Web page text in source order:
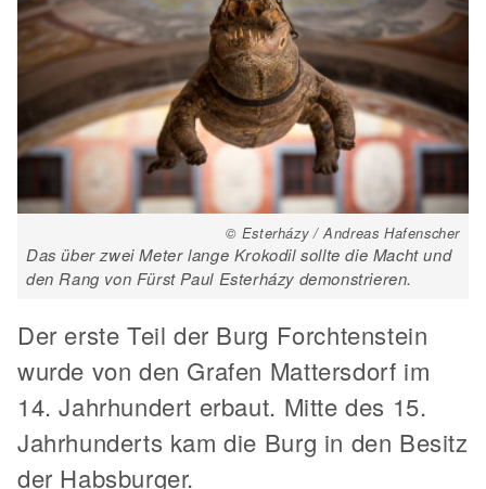
© Esterházy / Andreas Hafenscher
Das über zwei Meter lange Krokodil sollte die Macht und
den Rang von Fürst Paul Esterházy demonstrieren.
Der erste Teil der Burg Forchtenstein
wurde von den Grafen Mattersdorf im
14. Jahrhundert erbaut. Mitte des 15.
Jahrhunderts kam die Burg in den Besitz
der Habsburger.